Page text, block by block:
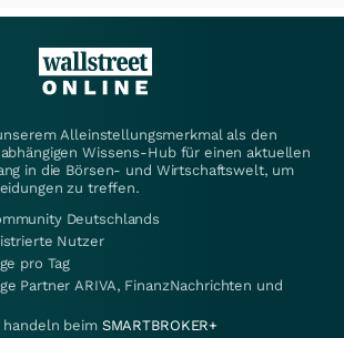
Alleinstellungsmerkmal als den
Wissens-Hub für einen aktuellen
in die Börsen- und Wirtschaftswelt, um
zu treffen.
Deutschlands
Nutzer
pro Tag
Partner ARIVA, FinanzNachrichten und
handeln beim SMARTBROKER+